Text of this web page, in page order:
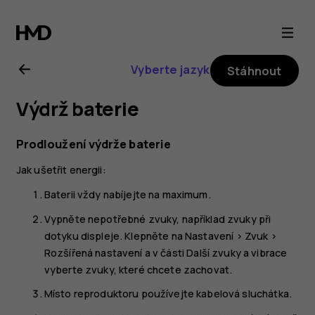
Uživatelská
příručka
k telefonu
Nokia 1.4
Vyberte jazyk Stáhnout
Výdrž baterie
Prodloužení výdrže baterie
Jak ušetřit energii:
Baterii vždy nabíjejte na maximum.
Vypněte nepotřebné zvuky, například zvuky při
dotyku displeje. Klepněte naNastavení > Zvuk >
Rozšířená nastavení a v částiDalší zvuky a vibrace
vyberte zvuky, které chcete zachovat.
Místo reproduktoru používejte kabelová sluchátka.